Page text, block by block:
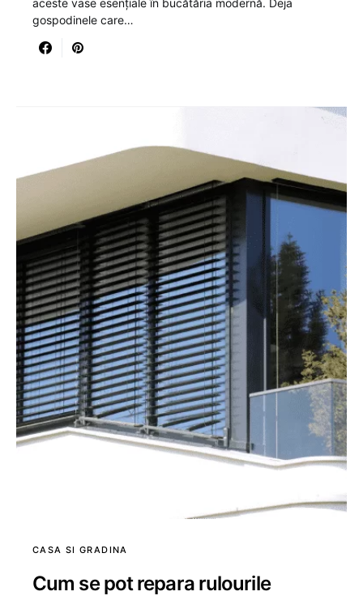
aceste vase esențiale în bucătăria modernă. Deja
gospodinele care…
CASA SI GRADINA
Cum se pot repara rulourile